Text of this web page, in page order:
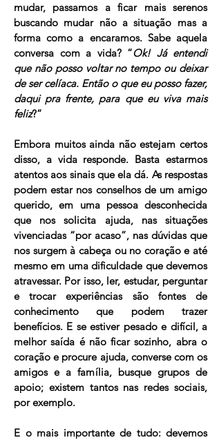
mudar, passamos a ficar mais serenos
buscando mudar não a situação mas a
forma como a encaramos. Sabe aquela
conversa com a vida? “Ok! Já entendi
que não posso voltar no tempo ou deixar
de ser celíaca. Então o que eu posso fazer,
daqui pra frente, para que eu viva mais
feliz?”
Embora muitos ainda não estejam certos
disso, a vida responde. Basta estarmos
atentos aos sinais que ela dá. As respostas
podem estar nos conselhos de um amigo
querido, em uma pessoa desconhecida
que nos solicita ajuda, nas situações
vivenciadas “por acaso”, nas dúvidas que
nos surgem à cabeça ou no coração e até
mesmo em uma dificuldade que devemos
atravessar. Por isso, ler, estudar, perguntar
e trocar experiências são fontes de
conhecimento que podem trazer
benefícios. E se estiver pesado e difícil, a
melhor saída é não ficar sozinho, abra o
coração e procure ajuda, converse com os
amigos e a família, busque grupos de
apoio; existem tantos nas redes sociais,
por exemplo.
E o mais importante de tudo: devemos